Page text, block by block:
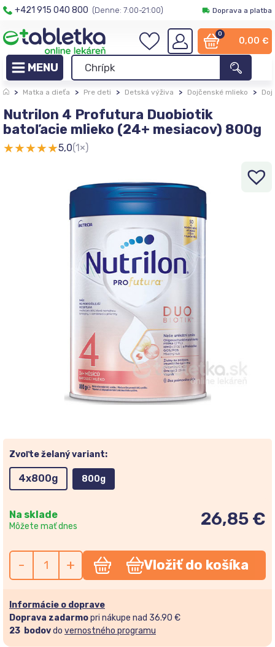
+421 915 040 800 (Denne: 7:00-21:00) Doprava a platba
0
0,00 €
> Matka a dieťa > Pre deti > Detská výživa > Dojčenské mlieko >
Nutrilon 4 Profutura Duobiotik
batoľacie mlieko (24+ mesiacov) 800g
★★★★★5,0(1×)
Zvoľte želaný variant:
4x800g 800g
Na sklade
Môžete mať dnes 26,85 €
- + Vložiť do košíka
Informácie o doprave
Doprava zadarmopri nákupe nad 36.90 €
23 bodovdo vernostného programu